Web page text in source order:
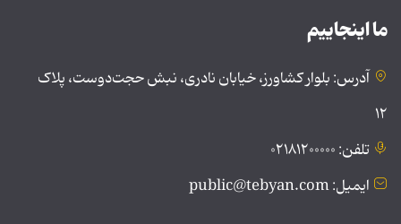
ما اینجاییم
آدرس: بلوار کشاورز، خیابان نادری، نبش حجت‌دوست، پلاک
۱۲
تلفن: ۰۲۱۸۱۲۰۰۰۰۰
ایمیل: public@tebyan.com